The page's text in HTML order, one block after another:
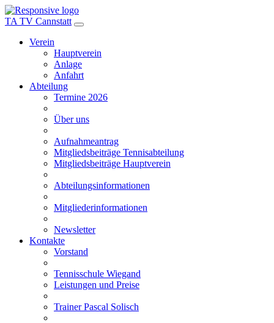
TA TV Cannstatt
Verein
Hauptverein
Anlage
Anfahrt
Abteilung
Termine 2026
Über uns
Aufnahmeantrag
Mitgliedsbeiträge Tennisabteilung
Mitgliedsbeiträge Hauptverein
Abteilungsinformationen
Mitgliederinformationen
Newsletter
Kontakte
Vorstand
Tennisschule Wiegand
Leistungen und Preise
Trainer Pascal Solisch